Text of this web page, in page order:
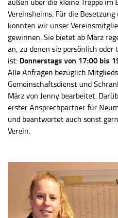
außen über die kleine Treppe im
Vereinsheims. Für die
konnten wir unser
gewinnen. Sie bietet ab März
an, zu denen sie persönlich
ist: Donnerstags von 17:00 bis
Alle Anfragen bezüglich
Gemeinschaftsdienst und
März von Jenny bearbeitet.
erster Ansprechpartner für
und beantwortet auch sonst
Verein.